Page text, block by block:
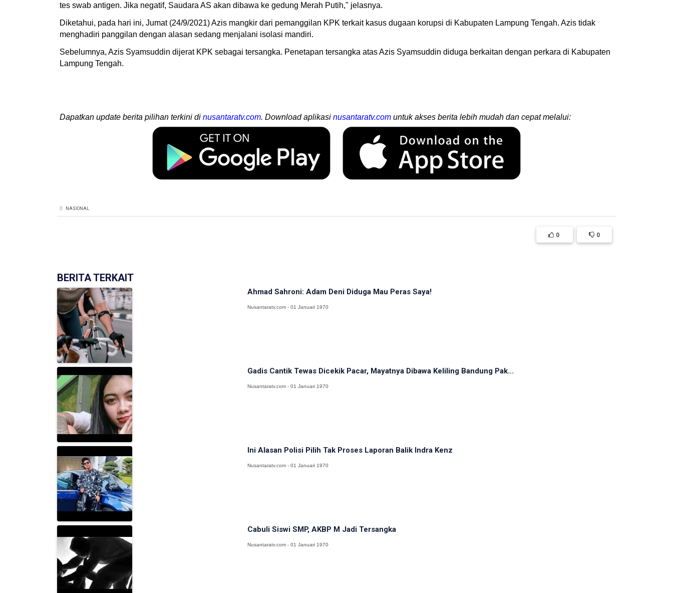
tes swab antigen. Jika negatif, Saudara AS akan dibawa ke gedung Merah Putih," jelasnya.
Diketahui, pada hari ini, Jumat (24/9/2021) Azis mangkir dari pemanggilan KPK terkait kasus dugaan korupsi di Kabupaten Lampung Tengah. Azis tidak
menghadiri panggilan dengan alasan sedang menjalani isolasi mandiri.
Sebelumnya, Azis Syamsuddin dijerat KPK sebagai tersangka. Penetapan tersangka atas Azis Syamsuddin diduga berkaitan dengan perkara di Kabupaten
Lampung Tengah.
Dapatkan update berita pilihan terkini di nusantaratv.com. Download aplikasi nusantaratv.com untuk akses berita lebih mudah dan cepat melalui:
NASIONAL
0 0
BERITA TERKAIT
Ahmad Sahroni: Adam Deni Diduga Mau Peras Saya!
Nusantaratv.com - 01 Januari 1970
Gadis Cantik Tewas Dicekik Pacar, Mayatnya Dibawa Keliling Bandung Pak...
Nusantaratv.com - 01 Januari 1970
Ini Alasan Polisi Pilih Tak Proses Laporan Balik Indra Kenz
Nusantaratv.com - 01 Januari 1970
Cabuli Siswi SMP, AKBP M Jadi Tersangka
Nusantaratv.com - 01 Januari 1970